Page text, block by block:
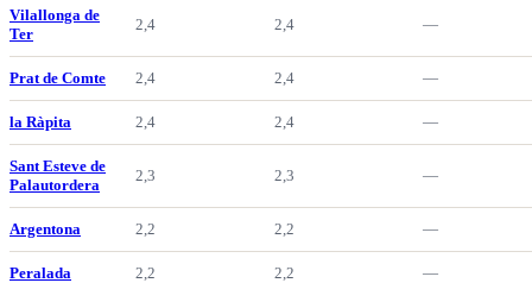
Vilallonga de
Ter
2,4 2,4 —
Prat de Comte 2,4 2,4 —
la Ràpita 2,4 2,4 —
Sant Esteve de
Palautordera
2,3 2,3 —
Argentona 2,2 2,2 —
Peralada 2,2 2,2 —